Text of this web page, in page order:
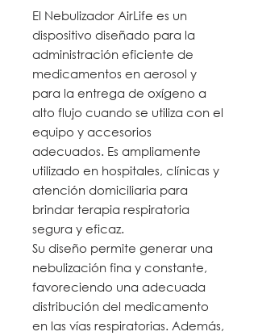
El Nebulizador AirLife es un
dispositivo diseñado para la
administración eficiente de
medicamentos en aerosol y
para la entrega de oxígeno a
alto flujo cuando se utiliza con el
equipo y accesorios
adecuados. Es ampliamente
utilizado en hospitales, clínicas y
atención domiciliaria para
brindar terapia respiratoria
segura y eficaz.
Su diseño permite generar una
nebulización fina y constante,
favoreciendo una adecuada
distribución del medicamento
en las vías respiratorias. Además,